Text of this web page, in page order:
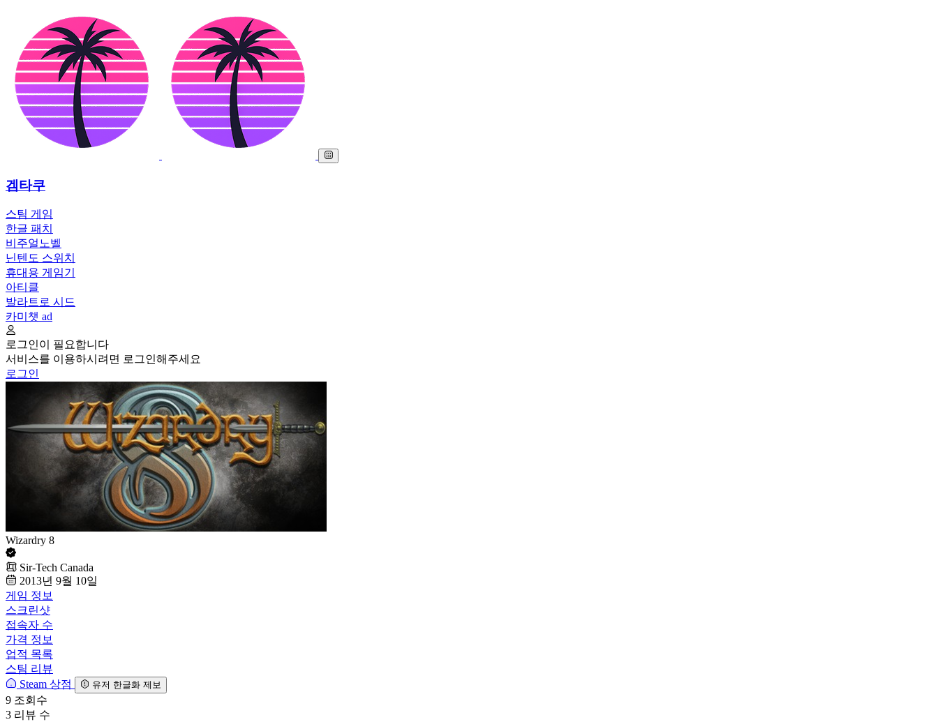
겜타쿠
스팀 게임
한글 패치
비주얼노벨
닌텐도 스위치
휴대용 게임기
아티클
발라트로 시드
카미챗 ad
로그인이 필요합니다
서비스를 이용하시려면 로그인해주세요
로그인
Wizardry 8
Sir-Tech Canada
2013년 9월 10일
게임 정보
스크린샷
접속자 수
가격 정보
업적 목록
스팀 리뷰
Steam 상점
유저 한글화 제보
9 조회수
3 리뷰 수